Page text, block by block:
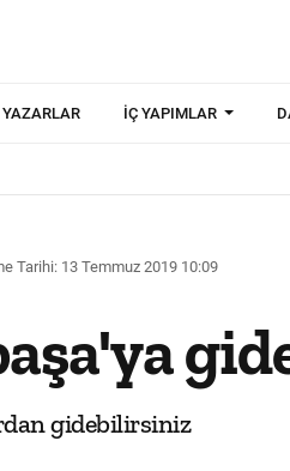
YAZARLAR İÇ YAPIMLAR
Tarihi: 13 Temmuz 2019 10:09
gidebilirsiniz